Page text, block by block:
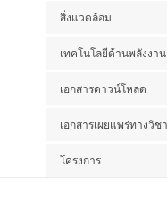
สิ่งแวดล้อม
เทคโนโลยีด้านพลังงาน
เอกสารดาวน์โหลด
เอกสารเผยแพร่ทางวิช
โครงการ